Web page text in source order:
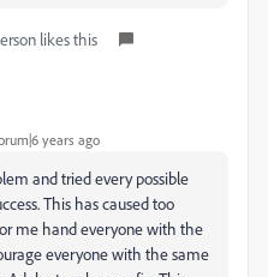
likes this
years ago
and tried every possible
This has caused too
me hand everyone with the
everyone with the same